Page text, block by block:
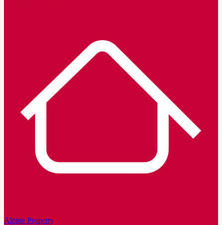
Alpine Property